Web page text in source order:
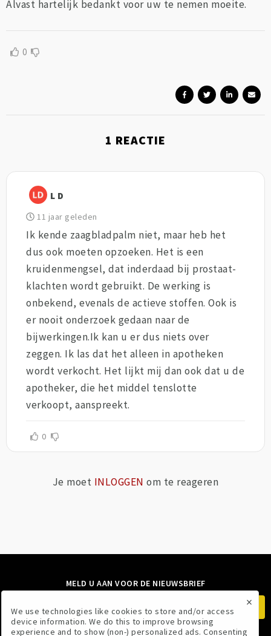
Alvast hartelijk bedankt voor uw te nemen moeite.
0
1 REACTIE
L D
11 jaar geleden
Ik kende zaagbladpalm niet, maar heb het
dus ook moeten opzoeken. Het is een
kruidenmengsel, dat inderdaad bij prostaat-
klachten wordt gebruikt. De werking is
onbekend, evenals de actieve stoffen. Ook is
er nooit onderzoek gedaan naar de
bijwerkingen.Ik kan u er dus niets over
zeggen. Ik las dat het alleen in apotheken
wordt verkocht. Het lijkt mij dan ook dat u de
apotheker, die het middel tenslotte
verkoopt, aanspreekt.
0
Je moet INLOGGEN om te reageren
MELD U AAN VOOR DE NIEUWSBRIEF
×
We use technologies like cookies to store and/or access
device information. We do this to improve browsing
experience and to show (non-) personalized ads. Consenting